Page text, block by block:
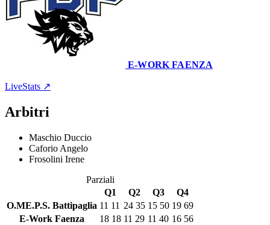
E-WORK FAENZA
LiveStats ↗
Arbitri
Maschio Duccio
Caforio Angelo
Frosolini Irene
Parziali
Q1
Q2 Q3
Q4
O.ME.P.S. Battipaglia 11 11 24 35 15 50 19 69
E-Work Faenza
18 18 11 29 11 40 16 56